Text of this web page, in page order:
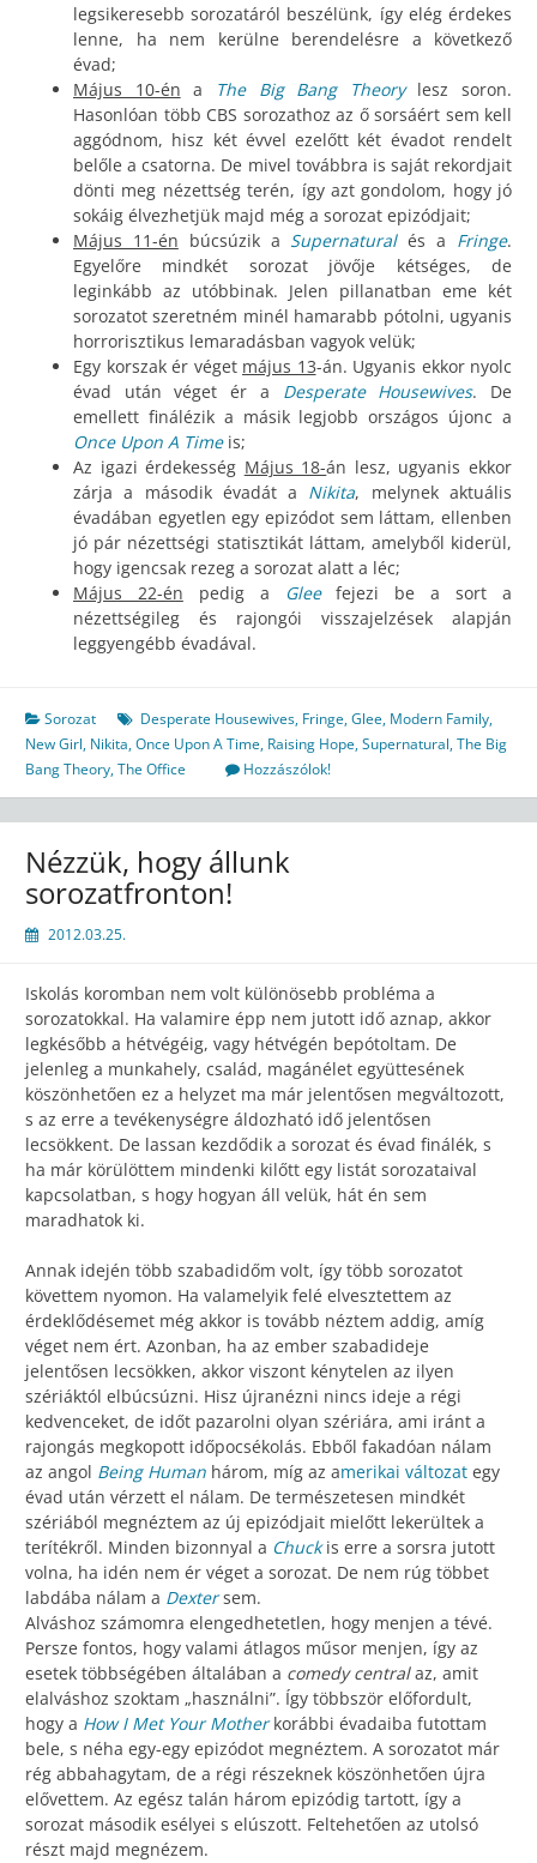
legsikeresebb sorozatáról beszélünk, így elég érdekes
lenne, ha nem kerülne berendelésre a következő
évad;
Május 10-én a The Big Bang Theorylesz soron.
Hasonlóan több CBS sorozathoz az ő sorsáért sem kell
aggódnom, hisz két évvel ezelőtt két évadot rendelt
belőle a csatorna. De mivel továbbra is saját rekordjait
dönti meg nézettség terén, így azt gondolom, hogy jó
sokáig élvezhetjük majd még a sorozat epizódjait;
Május 11-én búcsúzik a Supernatural és a Fringe.
Egyelőre mindkét sorozat jövője kétséges, de
leginkább az utóbbinak. Jelen pillanatban eme két
sorozatot szeretném minél hamarabb pótolni, ugyanis
horrorisztikus lemaradásban vagyok velük;
Egy korszak ér véget május 13-án. Ugyanis ekkor nyolc
évad után véget ér a Desperate Housewives. De
emellett finálézik a másik legjobb országos újonc a
Once Upon A Time is;
Az igazi érdekesség Május 18-án lesz, ugyanis ekkor
zárja a második évadát a Nikita, melynek aktuális
évadában egyetlen egy epizódot sem láttam, ellenben
jó pár nézettségi statisztikát láttam, amelyből kiderül,
hogy igencsak rezeg a sorozat alatt a léc;
Május 22-én pedig a Gleefejezi be a sort a
nézettségileg és rajongói visszajelzések alapján
leggyengébb évadával.
Sorozat Desperate Housewives, Fringe,Glee, Modern Family,
New Girl, Nikita,Once Upon A Time, Raising Hope,Supernatural,The Big
Bang Theory,The Office Hozzászólok!
Nézzük, hogy állunk
sorozatfronton!
2012.03.25.
Iskolás koromban nem volt különösebb probléma a
sorozatokkal. Ha valamire épp nem jutott idő aznap, akkor
legkésőbb a hétvégéig, vagy hétvégén bepótoltam. De
jelenleg a munkahely, család, magánélet együttesének
köszönhetően ez a helyzet ma már jelentősen megváltozott,
s az erre a tevékenységre áldozható idő jelentősen
lecsökkent. De lassan kezdődik a sorozat és évad finálék, s
ha már körülöttem mindenki kilőtt egy listát sorozataival
kapcsolatban, s hogy hogyan áll velük, hát én sem
maradhatok ki.
Annak idején több szabadidőm volt, így több sorozatot
követtem nyomon. Ha valamelyik felé elvesztettem az
érdeklődésemet még akkor is tovább néztem addig, amíg
véget nem ért. Azonban, ha az ember szabadideje
jelentősen lecsökken, akkor viszont kénytelen az ilyen
szériáktól elbúcsúzni. Hisz újranézni nincs ideje a régi
kedvenceket, de időt pazarolni olyan szériára, ami iránt a
rajongás megkopott időpocsékolás. Ebből fakadóan nálam
az angol Being Human három, míg az amerikai változat egy
évad után vérzett el nálam. De természetesen mindkét
szériából megnéztem az új epizódjait mielőtt lekerültek a
terítékről. Minden bizonnyal a Chuckis erre a sorsra jutott
volna, ha idén nem ér véget a sorozat. De nem rúg többet
labdába nálam a Dextersem.
Alváshoz számomra elengedhetetlen, hogy menjen a tévé.
Persze fontos, hogy valami átlagos műsor menjen, így az
esetek többségében általában a comedy centralaz, amit
elalváshoz szoktam „használni”. Így többször előfordult,
hogy a How I Met Your Motherkorábbi évadaiba futottam
bele, s néha egy-egy epizódot megnéztem. A sorozatot már
rég abbahagytam, de a régi részeknek köszönhetően újra
elővettem. Az egész talán három epizódig tartott, így a
sorozat második esélyei s elúszott. Feltehetően az utolsó
részt majd megnézem.